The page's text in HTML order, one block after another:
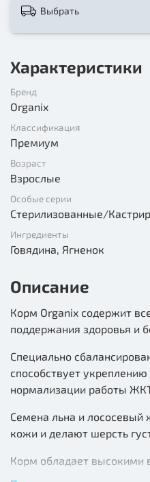
Выбрать
Характеристики
Бренд
Organix
Классификация
Премиум
Возраст
Взрослые
Особые серии
Стерилизованные/
Ингредиенты
Говядина, Ягненок
Описание
Корм Organix содержит
поддержания здоровья и
Специально
способствует
нормализации работы
Семена льна и лососевый
кожи и делают шерсть
Корм обладает высокими